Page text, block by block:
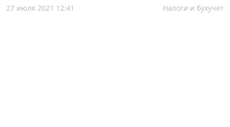
27 июля 2021 12:41 Налоги и бухучет